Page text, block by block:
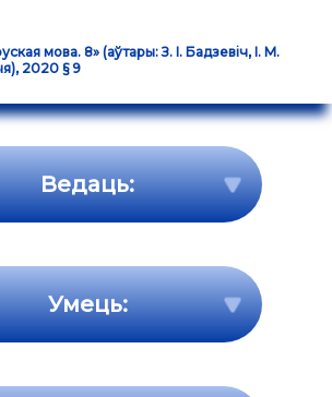
мова. 8» (аўтары: З. І. Бадзевіч, І. М.
2020 § 9
Ведаць:
Умець: